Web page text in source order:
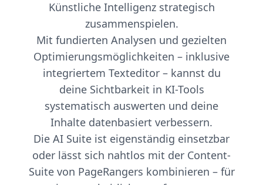
Künstliche Intelligenz strategisch
zusammenspielen.
Mit fundierten Analysen und gezielten
Optimierungsmöglichkeiten – inklusive
integriertem Texteditor – kannst du
deine Sichtbarkeit in KI-Tools
systematisch auswerten und deine
Inhalte datenbasiert verbessern.
Die AI Suite ist eigenständig einsetzbar
oder lässt sich nahtlos mit der Content-
Suite von PageRangers kombinieren – für